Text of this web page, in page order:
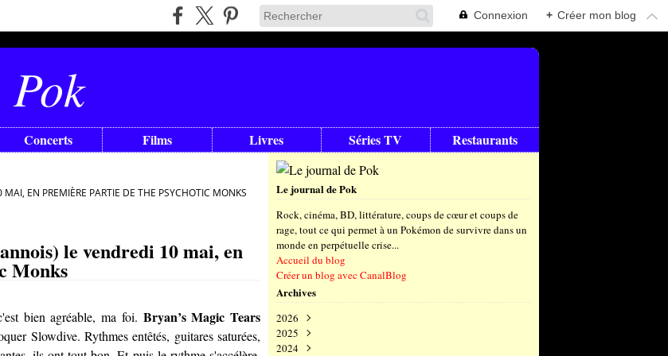
Connexion + Créer mon blog
Concerts Films Livres Séries TV Restaurants
EN PREMIÈRE PARTIE DE THE PSYCHOTIC MONKS
le vendredi 10 mai, en
Monks
bien agréable, ma foi. Bryan’s Magic Tears
Slowdive. Rythmes entêtés, guitares saturées,
Le journal de Pok
Rock, cinéma, BD, littérature, coups de cœur et coups de
rage, tout ce qui permet à un Pokémon de survivre dans un
monde en perpétuelle crise...
Accueil du blog
Créer un blog avec CanalBlog
Archives
2026
Août
Juillet
2025
Décembre
2024